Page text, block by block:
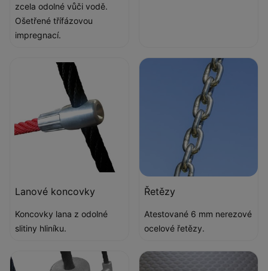
zcela odolné vůči vodě.
Ošetřené třífázovou
impregnací.
Lanové koncovky
Koncovky lana z odolné
slitiny hliníku.
Řetězy
Atestované 6 mm nerezové
ocelové řetězy.